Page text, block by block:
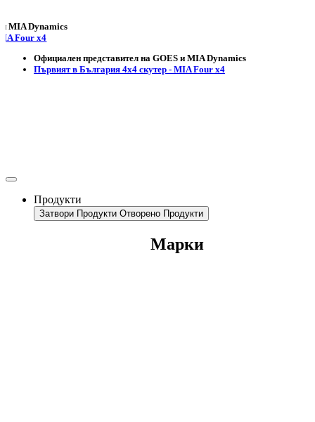
Dynamics
x4
Официален представител на GOES и MIA Dynamics
Първият в България 4х4 скутер - MIA Four x4
Продукти
Затвори Продукти Отворено Продукти
Марки